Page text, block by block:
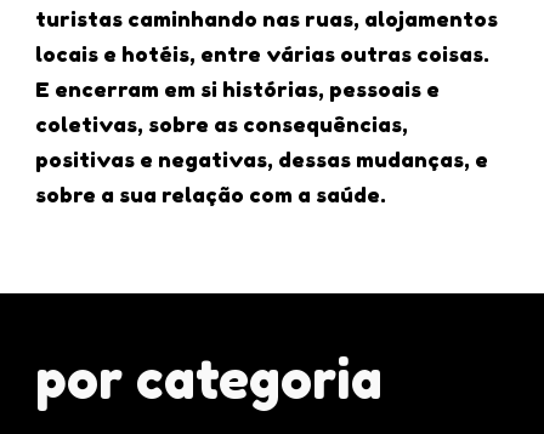
turistas caminhando nas ruas, alojamentos
locais e hotéis, entre várias outras coisas.
E encerram em si histórias, pessoais e
coletivas, sobre as consequências,
positivas e negativas, dessas mudanças, e
sobre a sua relação com a saúde.
por categoria